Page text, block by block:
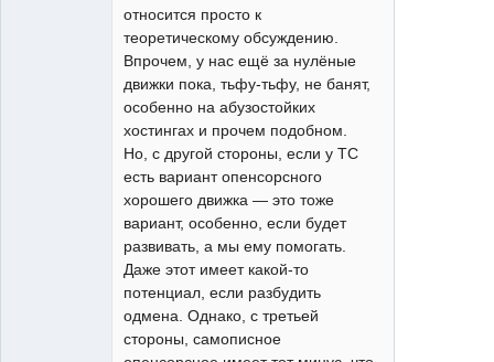
относится просто к
теоретическому обсуждению.
Впрочем, у нас ещё за нулёные
движки пока, тьфу-тьфу, не банят,
особенно на абузостойких
хостингах и прочем подобном.
Но, с другой стороны, если у ТС
есть вариант опенсорсного
хорошего движка — это тоже
вариант, особенно, если будет
развивать, а мы ему помогать.
Даже этот имеет какой-то
потенциал, если разбудить
одмена. Однако, с третьей
стороны, самописное